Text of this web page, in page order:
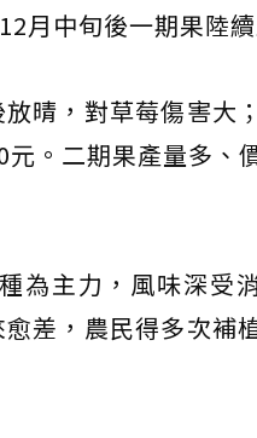
月中旬後一期果陸
晴，對草莓傷害大
。二期果產量多、
為主力，風味深受
差，農民得多次補